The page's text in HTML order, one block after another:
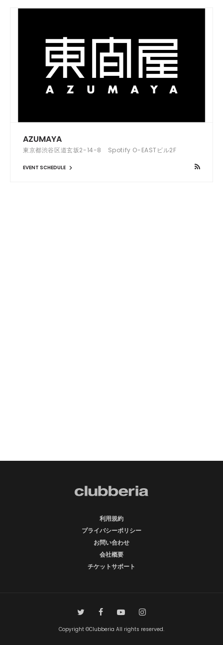
AZUMAYA
東京都渋谷区道玄坂2-14-8 Spotify O-EASTビル2F
EVENT SCHEDULE
利用規約
プライバシーポリシー
お問い合わせ
会社概要
チケットサポート
Copyright ©Clubberia All rights reserved.